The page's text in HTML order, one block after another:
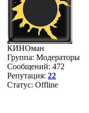
КИНОман
Группа: Модераторы
Сообщений: 472
Репутация: 22
Статус: Offline